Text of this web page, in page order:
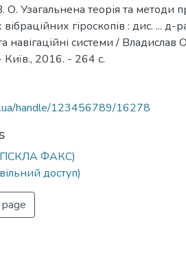
О. Узагальнена теорія та методи
вібраційних гіроскопів : дис. ...
навігаційні системи /
2016. - 264 с.
handle/123456789/16278
(ПСКЛА ФАКС)
доступ)